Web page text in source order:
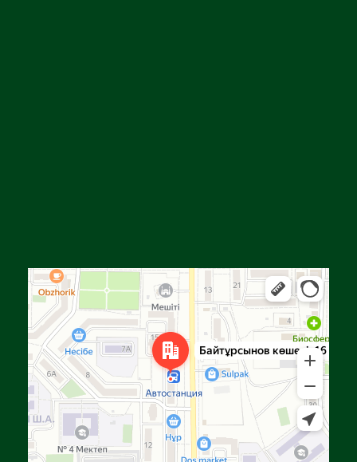
Яндекс Карталар — көлік, навигация, орындарды іздеу